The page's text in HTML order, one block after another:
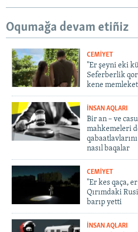
Oqumağa devam etiñiz
CEMİYET
"Er şeyni eki
Seferberlik
kene
İNSAN AQLARI
Bir an – ve
mahkemeleri
nasıl baqalar
CEMİYET
"Er kes qaça,
Qırımdaki
barıp yetti
İNSAN AQLARI